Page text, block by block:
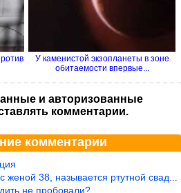
У каменистой экзопланеты в зоне
обитаемости впервые...
и авторизованные
комментарии.
комментарии
38, называется ртутной свадьбой, гр
не пробовали?